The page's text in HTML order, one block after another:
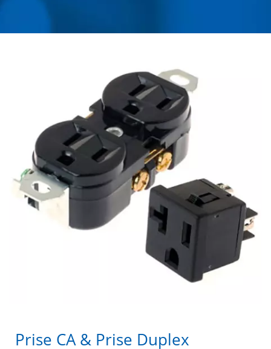
VOYAGE UNIVERSELS,
DE CHARGEURS USB,
DE PDU MONTÉS EN
RACK | AHOKU
ELECTRONIC COMPANY
Prise CA & Prise Duplex